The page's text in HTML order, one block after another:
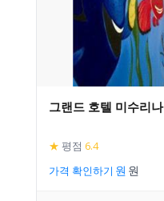
그랜드 호텔 미수리나
★ 평점 6.4
가격 확인하기